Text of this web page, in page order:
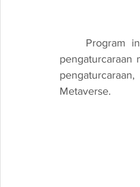
Program
pengaturcaraan
Metaverse.